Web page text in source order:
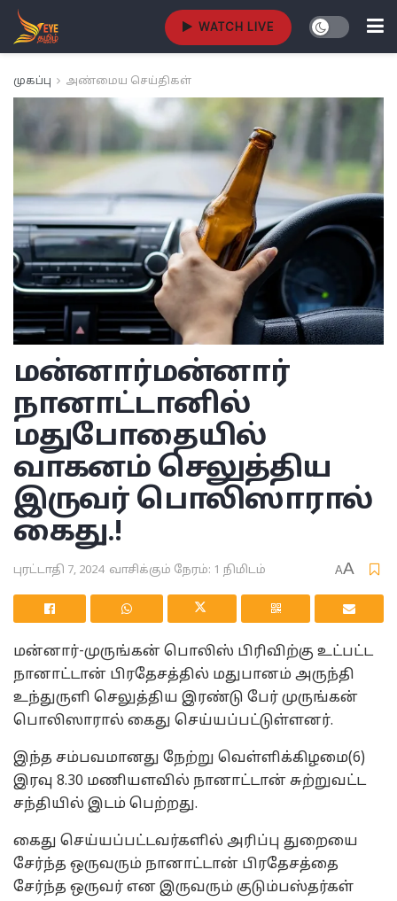
WATCH LIVE
முகப்பு அண்மைய செய்திகள்
மன்னார்மன்னார்
நானாட்டானில்
மதுபோதையில்
வாகனம் செலுத்திய
இருவர் பொலிஸாரால்
கைது.!
புரட்டாதி 7, 2024 வாசிக்கும் நேரம்: 1 நிமிடம் AA
மன்னார்-முருங்கன் பொலிஸ் பிரிவிற்கு உட்பட்ட
நானாட்டான் பிரதேசத்தில் மதுபானம் அருந்தி
உந்துருளி செலுத்திய இரண்டு பேர் முருங்கன்
பொலிஸாரால் கைது செய்யப்பட்டுள்ளனர்.
இந்த சம்பவமானது நேற்று வெள்ளிக்கிழமை(6)
இரவு 8.30 மணியளவில் நானாட்டான் சுற்றுவட்ட
சந்தியில் இடம் பெற்றது.
கைது செய்யப்பட்டவர்களில் அரிப்பு துறையை
சேர்ந்த ஒருவரும் நானாட்டான் பிரதேசத்தை
சேர்ந்த ஒருவர் என இருவரும் குடும்பஸ்தர்கள்